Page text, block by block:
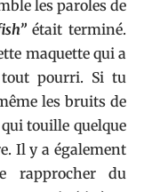
les paroles de
était terminé.
maquette qui a
pourri. Si tu
les bruits de
touille quelque
Il y a également
rapprocher du